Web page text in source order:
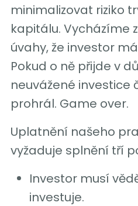
minimalizovat riziko
kapitálu. Vycházíme
úvahy, že investor
Pokud o ně přijde v
neuvážené investice
prohrál. Game over.
Uplatnění našeho
vyžaduje splnění tří
Investor musí
investuje.